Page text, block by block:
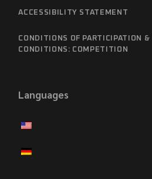
ACCESSIBILITY STATEMENT
CONDITIONS OF PARTICIPATION
CONDITIONS: COMPETITION
Languages